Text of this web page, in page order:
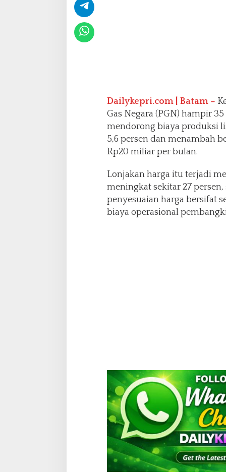
Dailykepri.com | Batam –
Gas Negara (PGN) hampir
mendorong biaya produksi
5,6 persen dan menambah
Rp20 miliar per bulan.
Lonjakan harga itu terjadi
meningkat sekitar 27
penyesuaian harga bersifat
biaya operasional